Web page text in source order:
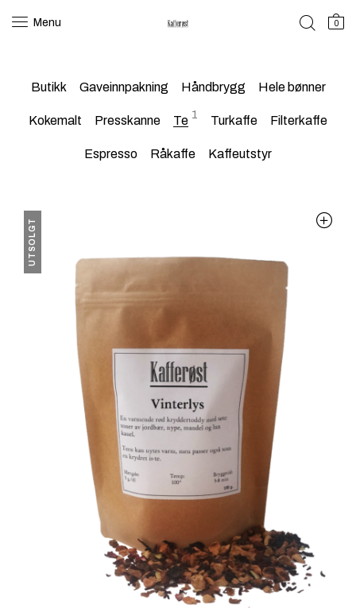
Menu 0
Butikk Gaveinnpakning Håndbrygg Hele bønner
Kokemalt Presskanne Te 1 Turkaffe Filterkaffe
Espresso Råkaffe Kaffeutstyr
UTSOLGT